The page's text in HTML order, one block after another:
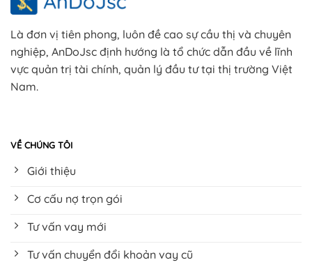
Là đơn vị tiên phong, luôn đề cao sự cầu thị và chuyên
nghiệp, AnDoJsc định hướng là tổ chức dẫn đầu về lĩnh
vực quản trị tài chính, quản lý đầu tư tại thị trường Việt
Nam.
VỀ CHÚNG TÔI
Giới thiệu
Cơ cấu nợ trọn gói
Tư vấn vay mới
Tư vấn chuyển đổi khoản vay cũ